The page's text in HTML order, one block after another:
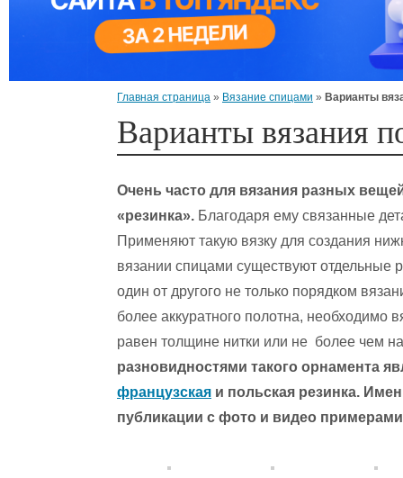
Главная страница » Вязание спицами » Варианты
Варианты вязания
Очень часто для вязания разных
«резинка». Благодаря ему связанные
Применяют такую вязку для создания
вязании спицами существуют отдельные
один от другого не только порядком
более аккуратного полотна, необходимо
равен толщине нитки или не более чем
разновидностями такого орнамента
французская и польская резинка.
публикации с фото и видео